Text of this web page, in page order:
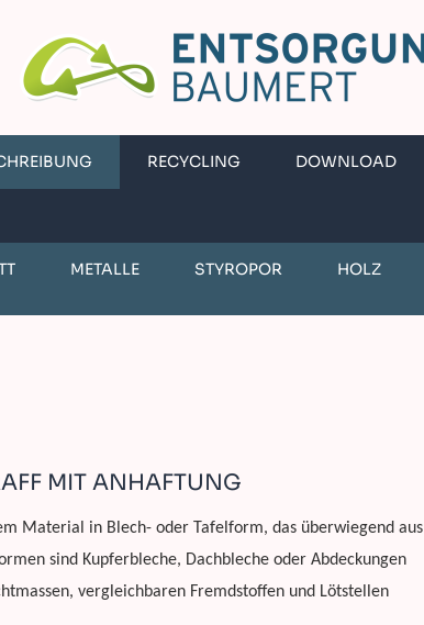
RECYCLING DOWNLOAD
METALLE STYROPOR HOLZ
MIT ANHAFTUNG
Material in Blech- oder Tafelform, das überwiegend aus
sind Kupferbleche, Dachbleche oder Abdeckungen
vergleichbaren Fremdstoffen und Lötstellen